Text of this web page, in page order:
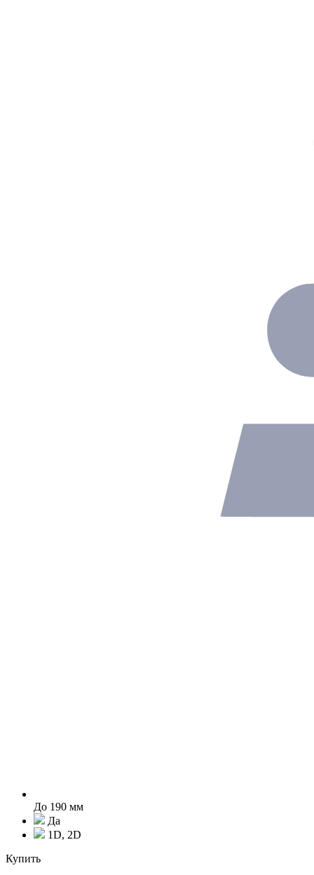
До 190 мм
Да
1D, 2D
Купить